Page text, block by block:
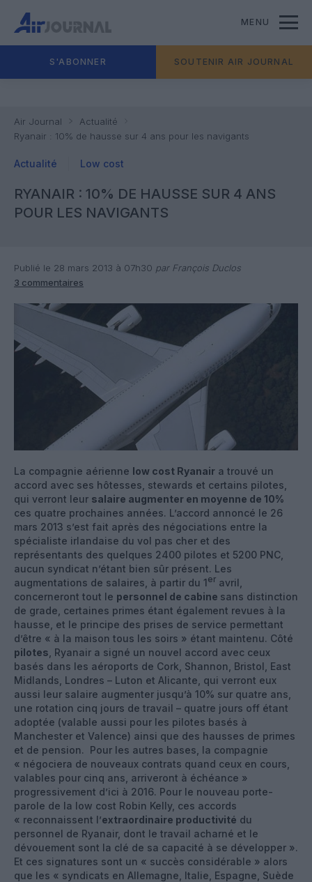
MENU
S'ABONNER SOUTENIR AIR JOURNAL
Air Journal
Actualité
Ryanair : 10% de hausse sur 4 ans pour les navigants
Actualité Low cost
RYANAIR : 10% DE HAUSSE SUR 4 ANS
POUR LES NAVIGANTS
Publié le 28 mars 2013 à 07h30 par François Duclos
3 commentaires
La compagnie aérienne low cost Ryanair a trouvé un
accord avec ses hôtesses, stewards et certains pilotes,
qui verront leur salaire augmenter en moyenne de 10%
ces quatre prochaines années. L’accord annoncé le 26
mars 2013 s’est fait après des négociations entre la
spécialiste irlandaise du vol pas cher et des
représentants des quelques 2400 pilotes et 5200 PNC,
aucun syndicat n’étant bien sûr présent. Les
augmentations de salaires, à partir du 1er avril,
concerneront tout le personnel de cabine sans distinction
de grade, certaines primes étant également revues à la
hausse, et le principe des prises de service permettant
d’être « à la maison tous les soirs » étant maintenu. Côté
pilotes , Ryanair a signé un nouvel accord avec ceux
basés dans les aéroports de Cork, Shannon, Bristol, East
Midlands, Londres – Luton et Alicante, qui verront eux
aussi leur salaire augmenter jusqu’à 10% sur quatre ans,
une rotation cinq jours de travail – quatre jours off étant
adoptée (valable aussi pour les pilotes basés à
Manchester et Valence) ainsi que des hausses de primes
et de pension. Pour les autres bases, la compagnie
« négociera de nouveaux contrats quand ceux en cours,
valables pour cinq ans, arriveront à échéance »
progressivement d’ici à 2016. Pour le nouveau porte-
parole de la low cost Robin Kelly, ces accords
« reconnaissent l’extraordinaire productivité du
personnel de Ryanair, dont le travail acharné et le
dévouement sont la clé de sa capacité à se développer ».
Et ces signatures sont un « succès considérable » alors
que les « syndicats en Allemagne, Italie, Espagne, Suède